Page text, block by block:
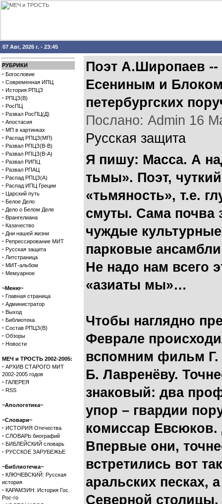
07 Авг, 2026 г. - 23:45
РУБРИКИ
· Богословие
· Современная ИПЦ
· История РПЦЗ
· РПЦЗ(В)
· РосПЦ
· Развал РосПЦ(Д)
· Апостасия
· МП в картинках
· Распад РПЦЗ(МП)
· Развал РПЦЗ(В-В)
· Развал РПЦЗ(В-А)
· Развал РИПЦ
· Развал РПАЦ
· Распад РПЦЗ(А)
· Распад ИПЦ Греции
· Царский путь
· Белое Дело
· Дело о Белом Деле
· Врангелиана
· Казачество
· Дни нашей жизни
· Репрессирование МИТ
· Русская защита
· Литстраница
· МИТ-альбом
· Мемуарное
~Меню~
· Главная страница
· Администратор
· Выход
· Библиотека
· Состав РПЦЗ(В)
· Обзоры
· Новости
МЕЧ и ТРОСТЬ 2002-2005:
· АРХИВ СТАРОГО МИТ
2002-2005 годов
· ГАЛЕРЕЯ
· RSS
~Апологетика~
~Словари~
· ИСТОРИЯ Отечества
· СЛОВАРЬ биографий
· БИБЛЕЙСКИЙ словарь
· РУССКОЕ ЗАРУБЕЖЬЕ
~Библиотечка~
· КЛЮЧЕВСКИЙ: Русская
история
· КАРАМЗИН: История Гос.
Рос-го
Поэт А.Широпаев --
Есениным и
петербургских
Послано: Admin 16
Русская защита
Я пишу: Масса. А
тьмы». Поэт,
«тьмяность», т.е.
смуты. Сама почва
чуждые
парковые
Не надо нам всего
«азиаты мы»…
Чтобы наглядно
Феврале
вспомним фильм Г.
Б. Лавренёву.
знаковый: два
упор – гвардии
комиссар Евсюков.
Впервые они,
встретились вот
аральских песках,
Северной